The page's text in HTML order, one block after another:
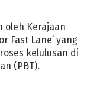
oleh Kerajaan
Fast Lane’ yang
kelulusan di
(PBT).